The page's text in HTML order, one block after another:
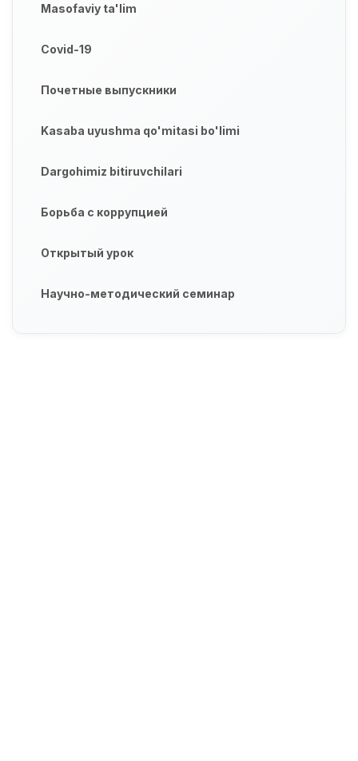
Masofaviy ta'lim
Covid-19
Почетные выпускники
Kasaba uyushma qo'mitasi bo'limi
Dargohimiz bitiruvchilari
Борьба с коррупцией
Открытый урок
Научно-методический семинар